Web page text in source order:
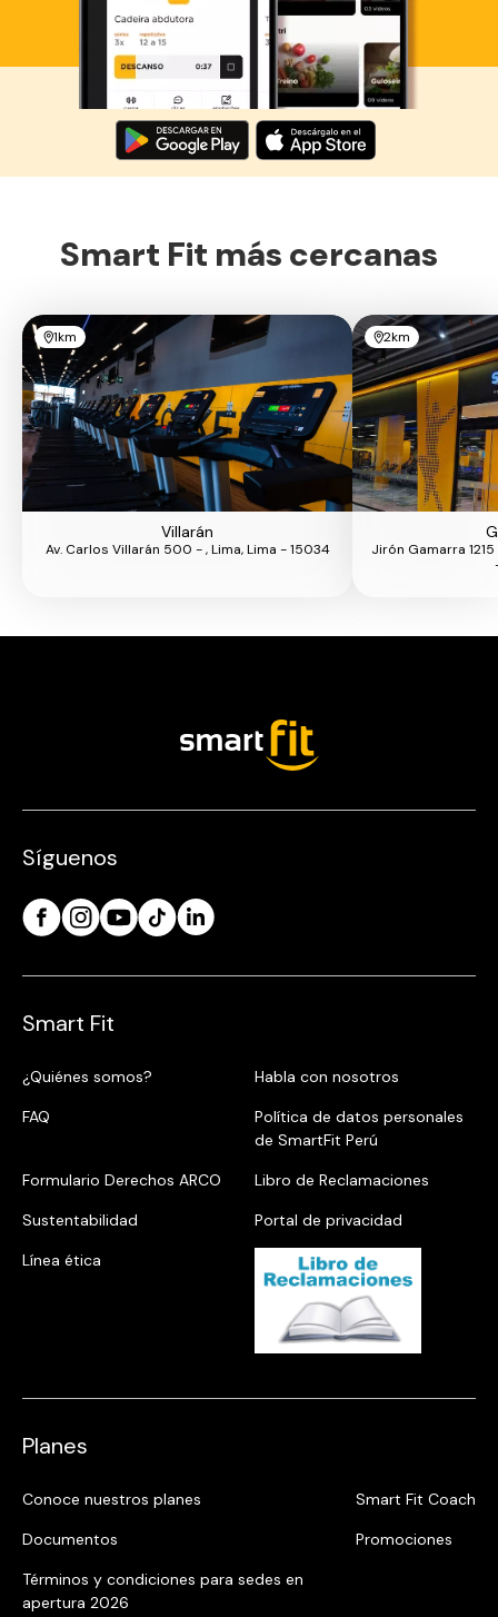
Descarga ahora lo Smart Fit App
Smart Fit más cercanas
1km
Villarán
Av. Carlos Villarán 500 - , Lima, Lima - 15034
2km
Jirón Gamarra
Síguenos
Smart Fit
¿Quiénes somos?
Habla con nosotros
FAQ
Política de datos personales
de SmartFit Perú
Formulario Derechos ARCO
Libro de Reclamaciones
Sustentabilidad
Portal de privacidad
Línea ética
Planes
Conoce nuestros planes
Smart Fit Coach
Documentos
Promociones
Términos y condiciones para sedes en
apertura 2026